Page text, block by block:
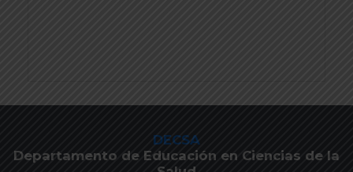
DECSA
Departamento de Educación en Ciencias de la